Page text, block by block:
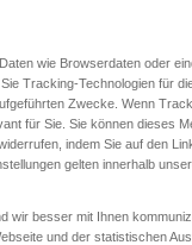
wie Browserdaten oder
Tracking-Technologien für
Zwecke. Wenn
für Sie. Sie können dieses
indem Sie auf den
gelten innerhalb
wir besser mit Ihnen
und der statistischen